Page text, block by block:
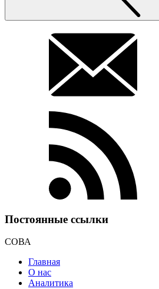
Постоянные ссылки
СОВА
Главная
О нас
Аналитика